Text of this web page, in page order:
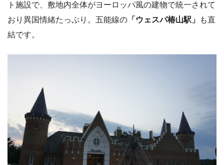
ト施設で、敷地内全体がヨーロッパ風の建物で統一されて
おり異国情緒たっぷり。五能線の 「ウェスパ椿山駅」
も直
結です。